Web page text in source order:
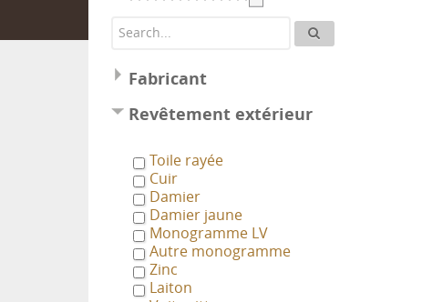
Fabricant
Porraz
Revêtement extérieur
Toile rayée
Cuir
Damier
Damier jaune
Monogramme LV
Autre monogramme
Zinc
Laiton